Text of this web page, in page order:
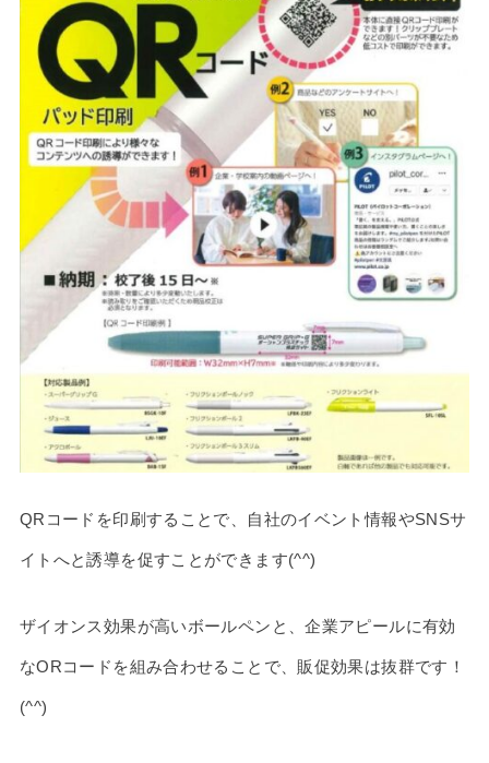
QRコードを印刷することで、自社のイベント情報やSNSサ
イトへと誘導を促すことができます(^^)
ザイオンス効果が高いボールペンと、企業アピールに有効
なORコードを組み合わせることで、販促効果は抜群です！
(^^)